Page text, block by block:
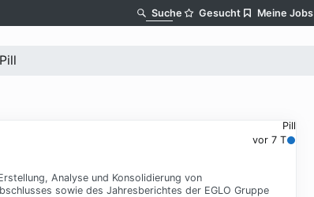
Suche Gesucht Meine Jobs
Pill
vor 7 T
Analyse und Konsolidierung von
sowie des Jahresberichtes der EGLO Gruppe